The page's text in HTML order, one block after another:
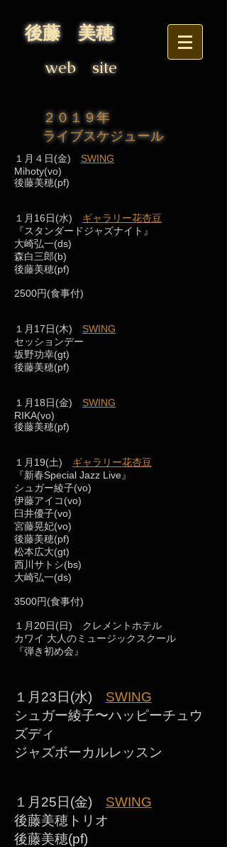
後藤 美穂
web site
２０１９年
ライブスケジュール
１月４日(金) SWING
Mihoty(vo)
後藤美穂(pf)
１月16日(水) ギャラリー花杏豆
『スタンダードジャズナイト』
大崎弘一(ds)
森白三郎(b)
後藤美穂(pf)
2500円(食事付)
１月17日(木) SWING
セッションデー
坂野功幸(gt)
後藤美穂(pf)
１月18日(金) SWING
RIKA(vo)
後藤美穂(pf)
１月19(土) ギャラリー花杏豆
『新春Special Jazz Live』
シュガー綾子(vo)
伊藤アイコ(vo)
臼井優子(vo)
宮藤晃妃(vo)
後藤美穂(pf)
松本広大(gt)
西川サトシ(bs)
大崎弘一(ds)
3500円(食事付)
１月20日(日) クレメントホテル
カワイ 大人のミュージックスクール
『弾き初め会』
１月23日(水) SWING
シュガー綾子〜ハッピーチュウ
ズディ
ジャズボーカルレッスン
１月25日(金) SWING
後藤美穂トリオ
後藤美穂(pf)